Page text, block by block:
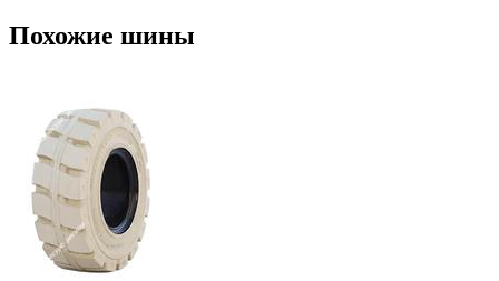
Похожие шины